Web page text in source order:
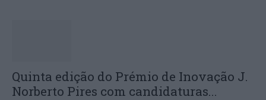
Quinta edição do Prémio de Inovação J.
Norberto Pires com candidaturas...